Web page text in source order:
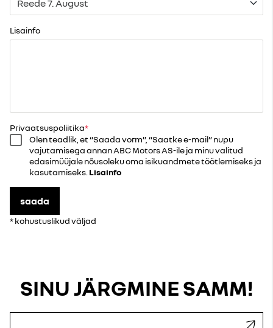
Lisainfo
Privaatsuspoliitika
Olen teadlik, et “Saada vorm”, “Saatke e-mail” nupu
vajutamisega annan ABC Motors AS-ile ja minu valitud
edasimüüjale nõusoleku oma isikuandmete töötlemiseks ja
kasutamiseks. Lisainfo
saada
* kohustuslikud väljad
SINU JÄRGMINE SAMM!